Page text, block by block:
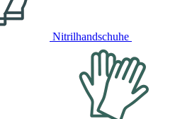
Nitrilhandschuhe